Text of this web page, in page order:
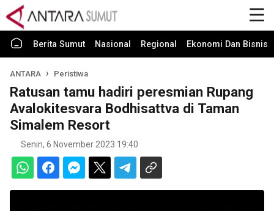
Berita Sumut Nasional Regional Ekonomi Dan Bisnis
ANTARA Peristiwa
Ratusan tamu hadiri peresmian Rupang
Avalokitesvara Bodhisattva di Taman
Simalem Resort
Senin, 6 November 2023 19:40